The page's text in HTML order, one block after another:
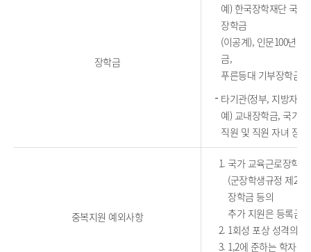
장학금
예) 한국장학재단 국
장학금
(이공계), 인문100년
금,
푸른등대 기부장학금,
타기관(정부, 지방자
예) 교내장학금, 국가
직원 및 직원 자녀 장
중복지원 예외사항
국가 교육근로장학
(군장학생규정 제2
장학금 등의
추가 지원은 등록금
1회성 포상 성격의
1,2에 준하는 학자금